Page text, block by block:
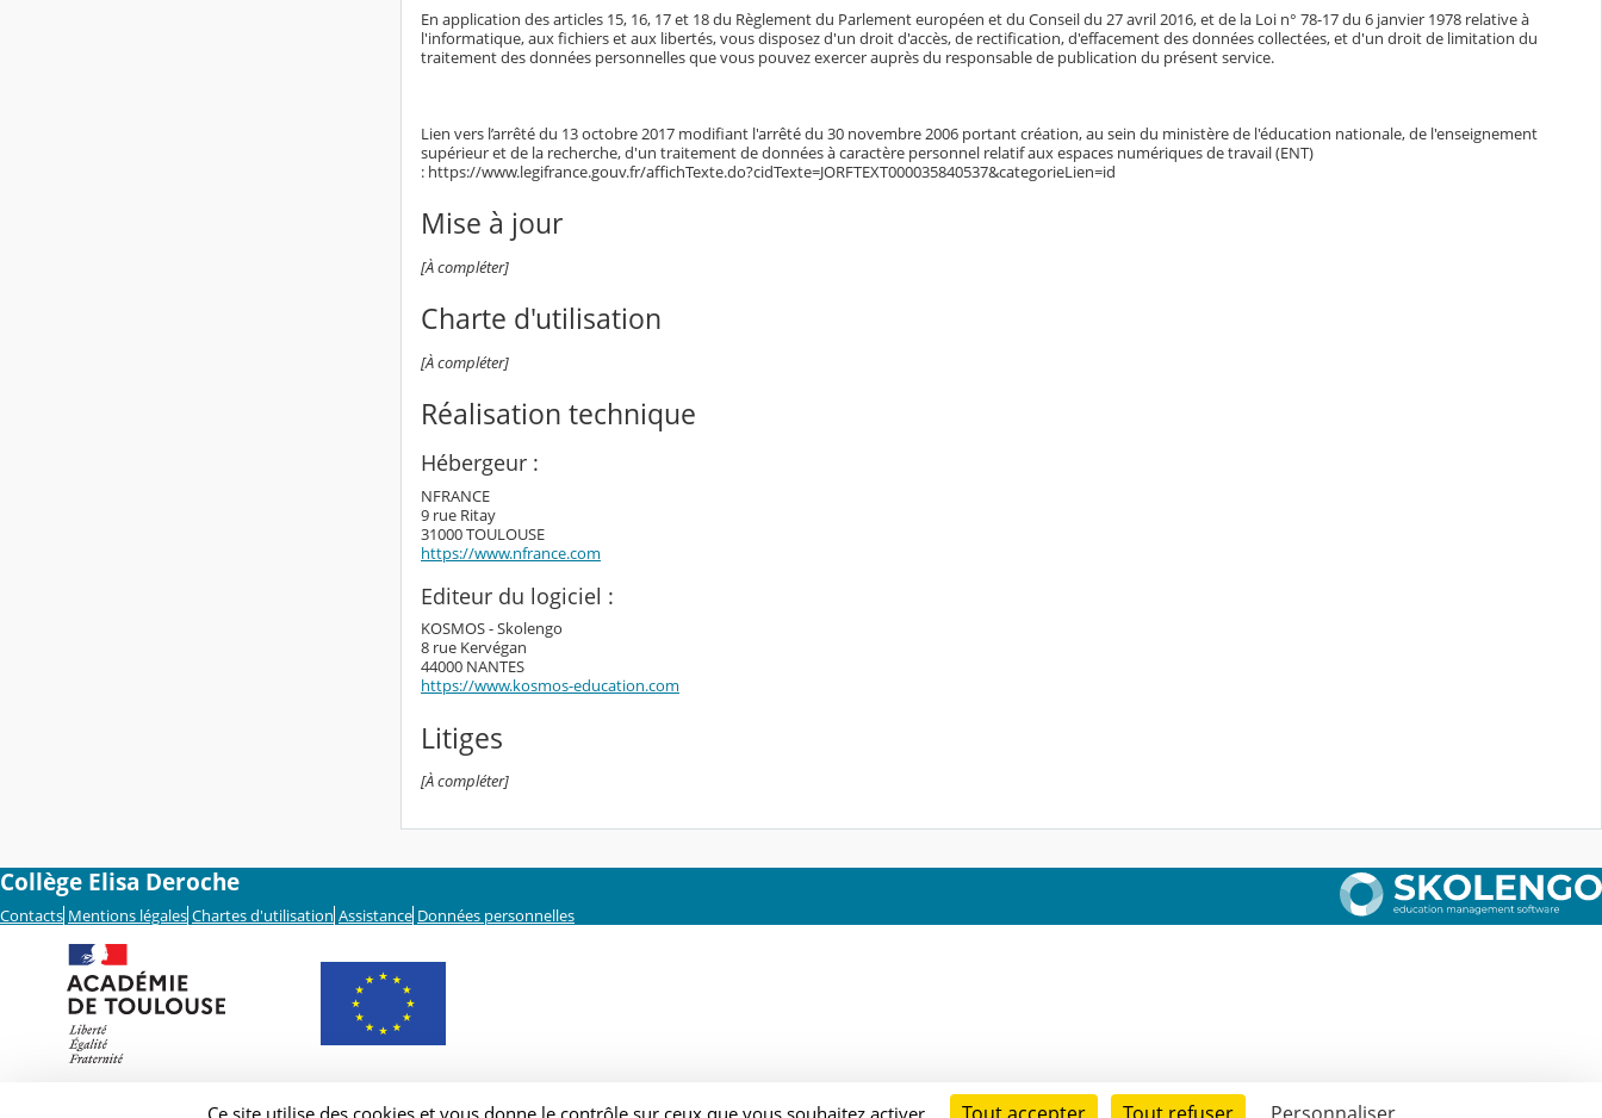
En application des articles 15, 16, 17 et 18 du Règlement du Parlement européen et du Conseil du 27 avril 2016, et de la Loi n° 78-17 du 6 janvier 1978 relative à
l'informatique, aux fichiers et aux libertés, vous disposez d'un droit d'accès, de rectification, d'effacement des données collectées, et d'un droit de limitation du
traitement des données personnelles que vous pouvez exercer auprès du responsable de publication du présent service.
Lien vers l’arrêté du 13 octobre 2017 modifiant l'arrêté du 30 novembre 2006 portant création, au sein du ministère de l'éducation nationale, de l'enseignement
supérieur et de la recherche, d'un traitement de données à caractère personnel relatif aux espaces numériques de travail (ENT)
: https://www.legifrance.gouv.fr/affichTexte.do?cidTexte=JORFTEXT000035840537&categorieLien=id
Mise à jour
[À compléter]
Charte d'utilisation
[À compléter]
Réalisation technique
Hébergeur :
NFRANCE
9 rue Ritay
31000 TOULOUSE
https://www.nfrance.com
Editeur du logiciel :
KOSMOS - Skolengo
8 rue Kervégan
44000 NANTES
https://www.kosmos-education.com
Litiges
[À compléter]
Collège Elisa Deroche
Contacts Mentions légales Chartes d'utilisation Assistance Données personnelles
Ce site utilise des cookies et vous donne le contrôle sur ceux que vous souhaitez activer